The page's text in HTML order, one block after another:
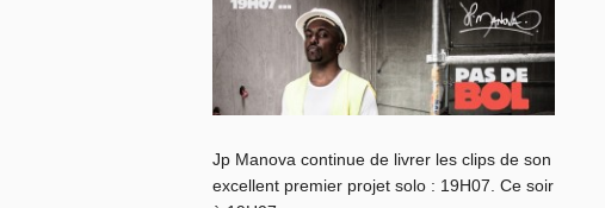
Jp Manova continue de livrer les clips de son
excellent premier projet solo : 19H07. Ce soir